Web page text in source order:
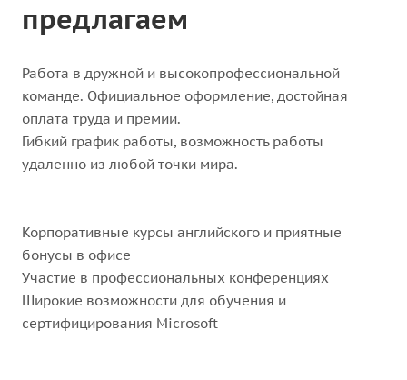
предлагаем
Работа в дружной и высокопрофессиональной
команде. Официальное оформление, достойная
оплата труда и премии.
Гибкий график работы, возможность работы
удаленно из любой точки мира.
Корпоративные курсы английского и приятные
бонусы в офисе
Участие в профессиональных конференциях
Широкие возможности для обучения и
сертифицирования Microsoft